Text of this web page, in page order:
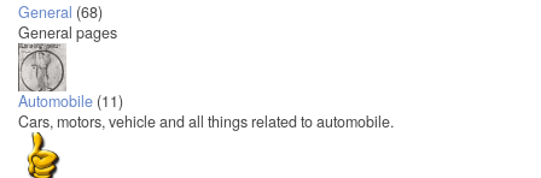
General (68)
General pages
Automobile (11)
Cars, motors, vehicle and all things related to automobile.